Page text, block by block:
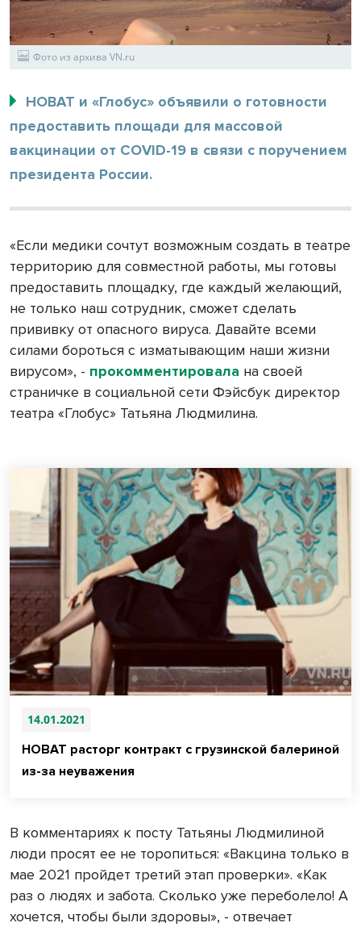
Фото из архива VN.ru
НОВАТ и «Глобус» объявили о готовности
предоставить площади для массовой
вакцинации от COVID-19 в связи с поручением
президента России.
«Если медики сочтут возможным создать в театре
территорию для совместной работы, мы готовы
предоставить площадку, где каждый желающий,
не только наш сотрудник, сможет сделать
прививку от опасного вируса. Давайте всеми
силами бороться с изматывающим наши жизни
вирусом», - прокомментировала на своей
страничке в социальной сети Фэйсбук директор
театра «Глобус» Татьяна Людмилина.
14.01.2021
НОВАТ расторг контракт с грузинской балериной
из-за неуважения
В комментариях к посту Татьяны Людмилиной
люди просят ее не торопиться: «Вакцина только в
мае 2021 пройдет третий этап проверки». «Как
раз о людях и забота. Сколько уже переболело! А
хочется, чтобы были здоровы», - отвечает